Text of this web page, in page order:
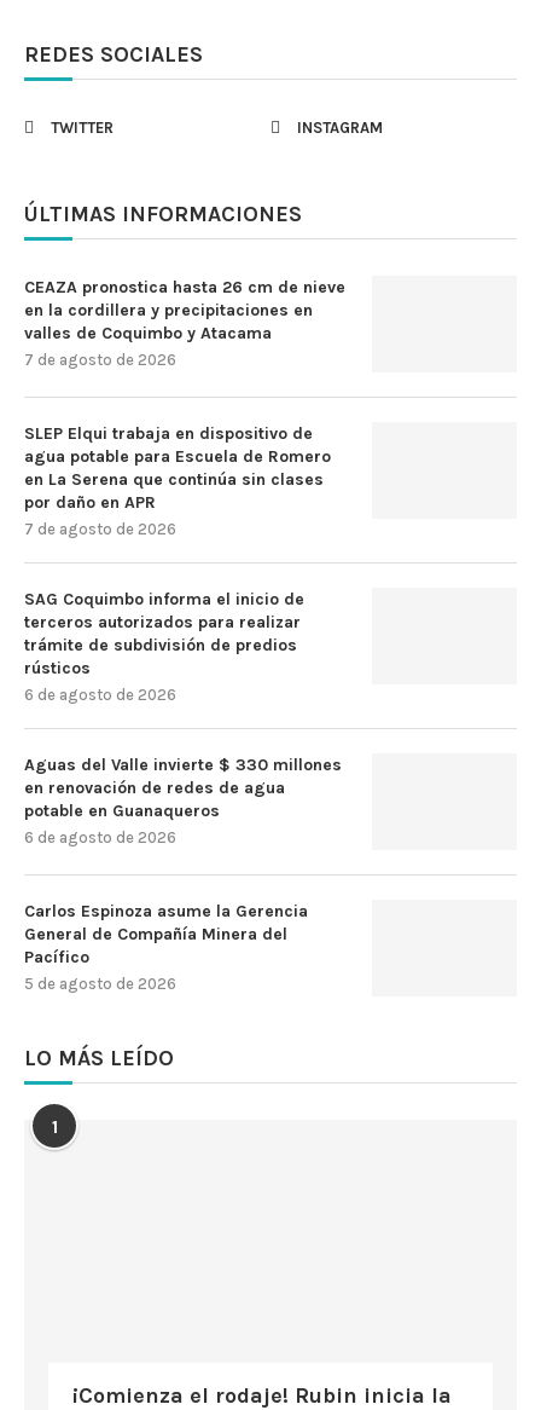
REDES SOCIALES
TWITTER INSTAGRAM
ÚLTIMAS INFORMACIONES
CEAZA pronostica hasta 26 cm de nieve
en la cordillera y precipitaciones en
valles de Coquimbo y Atacama
7 de agosto de 2026
SLEP Elqui trabaja en dispositivo de
agua potable para Escuela de Romero
en La Serena que continúa sin clases
por daño en APR
7 de agosto de 2026
SAG Coquimbo informa el inicio de
terceros autorizados para realizar
trámite de subdivisión de predios
rústicos
6 de agosto de 2026
Aguas del Valle invierte $ 330 millones
en renovación de redes de agua
potable en Guanaqueros
6 de agosto de 2026
Carlos Espinoza asume la Gerencia
General de Compañía Minera del
Pacífico
5 de agosto de 2026
LO MÁS LEÍDO
1
¡Comienza el rodaje! Rubin inicia la